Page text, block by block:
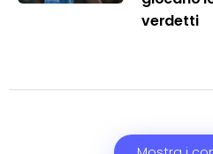
verdetti